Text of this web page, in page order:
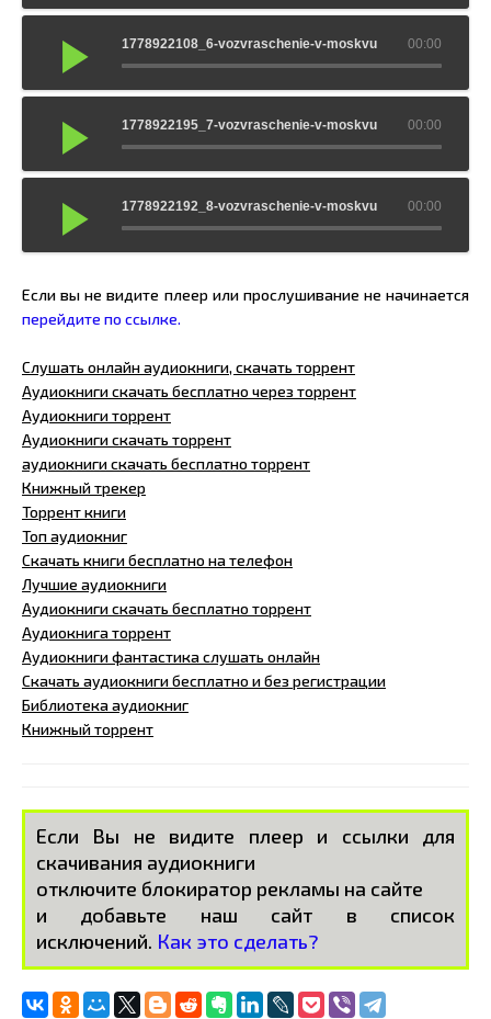
00:00
1778922108_6-vozvraschenie-v-moskvu
00:00
1778922195_7-vozvraschenie-v-moskvu
00:00
1778922192_8-vozvraschenie-v-moskvu
Если вы не видите плеер или прослушивание не начинается
перейдите по ссылке.
Слушать онлайн аудиокниги, скачать торрент
Аудиокниги скачать бесплатно через торрент
Аудиокниги торрент
Аудиокниги скачать торрент
аудиокниги скачать бесплатно торрент
Книжный трекер
Торрент книги
Топ аудиокниг
Скачать книги бесплатно на телефон
Лучшие аудиокниги
Аудиокниги скачать бесплатно торрент
Аудиокнига торрент
Аудиокниги фантастика слушать онлайн
Скачать аудиокниги бесплатно и без регистрации
Библиотека аудиокниг
Книжный торрент
Если Вы не видите плеер и ссылки для
скачивания аудиокниги
отключите блокиратор рекламы на сайте
и добавьте наш сайт в список
исключений. Как это сделать?